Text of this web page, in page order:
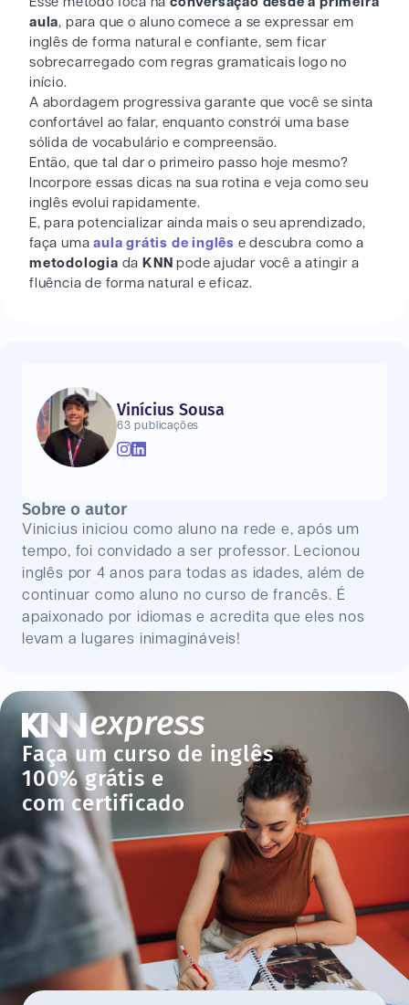
Faça um curso de inglês
100% grátis e
com certificado
aula, para que o aluno comece a se expressar em
inglês de forma natural e confiante, sem ficar
sobrecarregado com regras gramaticais logo no
início.
A abordagem progressiva garante que você se sinta
confortável ao falar, enquanto constrói uma base
sólida de vocabulário e compreensão.
Então, que tal dar o primeiro passo hoje mesmo?
Incorpore essas dicas na sua rotina e veja como seu
inglês evolui rapidamente.
E, para potencializar ainda mais o seu aprendizado,
faça umaaula grátis de inglês e descubra como a
metodologia da KNN pode ajudar você a atingir a
fluência de forma natural e eficaz.
Vinícius Sousa
63 publicações
Sobre o autor
Vinicius iniciou como aluno na rede e, após um
tempo, foi convidado a ser professor. Lecionou
inglês por 4 anos para todas as idades, além de
continuar como aluno no curso de francês. É
apaixonado por idiomas e acredita que eles nos
levam a lugares inimagináveis!